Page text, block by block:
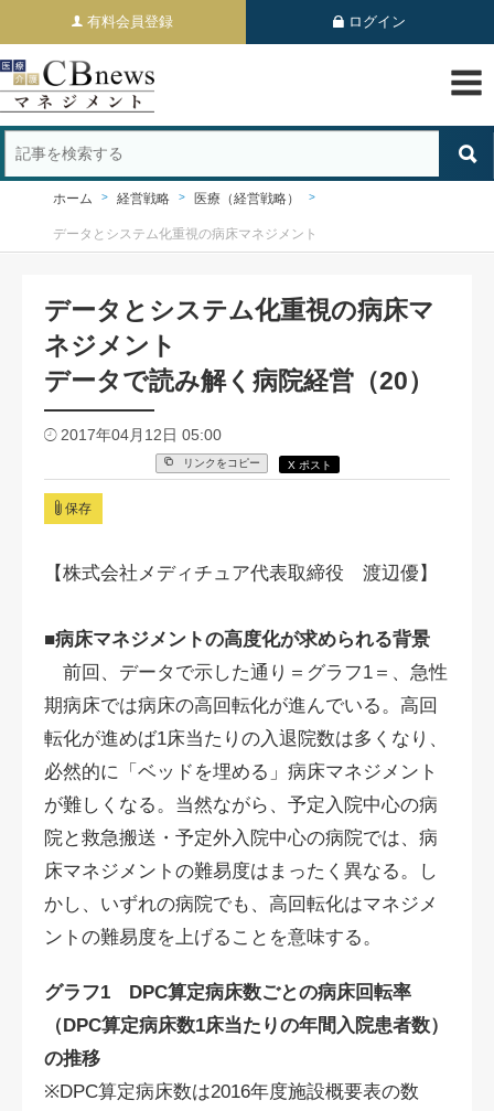
有料会員登録 ログイン
ホーム 経営戦略 医療（経営戦略）
データとシステム化重視の病床マネジメント
データとシステム化重視の病床マ
ネジメント
データで読み解く病院経営（20）
2017年04月12日 05:00
リンクをコピー X ポスト
保存
【株式会社メディチュア代表取締役 渡辺優】
■病床マネジメントの高度化が求められる背景
前回、データで示した通り＝グラフ1＝、急性
期病床では病床の高回転化が進んでいる。高回
転化が進めば1床当たりの入退院数は多くなり、
必然的に「ベッドを埋める」病床マネジメント
が難しくなる。当然ながら、予定入院中心の病
院と救急搬送・予定外入院中心の病院では、病
床マネジメントの難易度はまったく異なる。し
かし、いずれの病院でも、高回転化はマネジメ
ントの難易度を上げることを意味する。
グラフ1 DPC算定病床数ごとの病床回転率
（DPC算定病床数1床当たりの年間入院患者数）
の推移
※DPC算定病床数は2016年度施設概要表の数